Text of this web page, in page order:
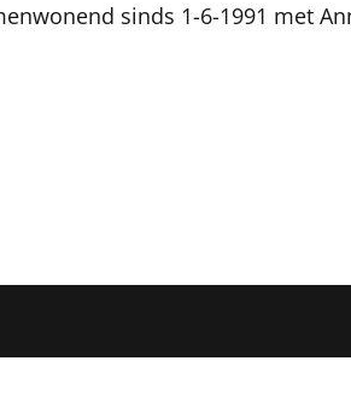
sinds 1-6-1991 met